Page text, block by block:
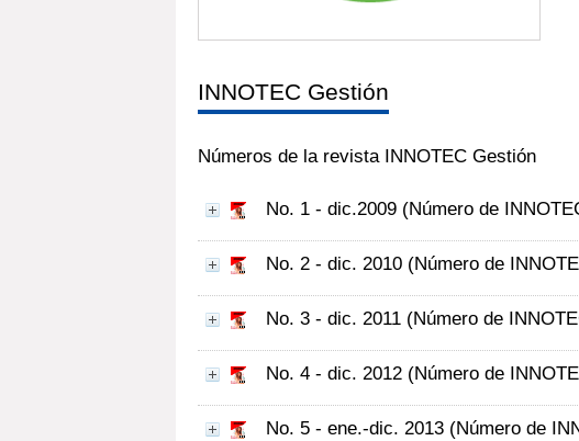
INNOTEC Gestión
Números de la revista INNOTEC Gestión
No. 1 - dic.2009 (Número de
No. 2 - dic. 2010 (Número de
No. 3 - dic. 2011 (Número de
No. 4 - dic. 2012 (Número de
No. 5 - ene.-dic. 2013 (Número de